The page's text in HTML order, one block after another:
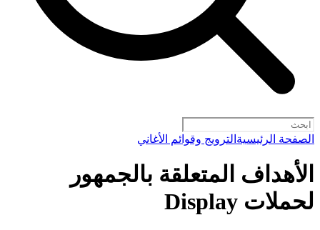
الصفحة الرئيسية الترويج وقوائم الأغاني
الأهداف المتعلقة بالجمهور
لحملات Display